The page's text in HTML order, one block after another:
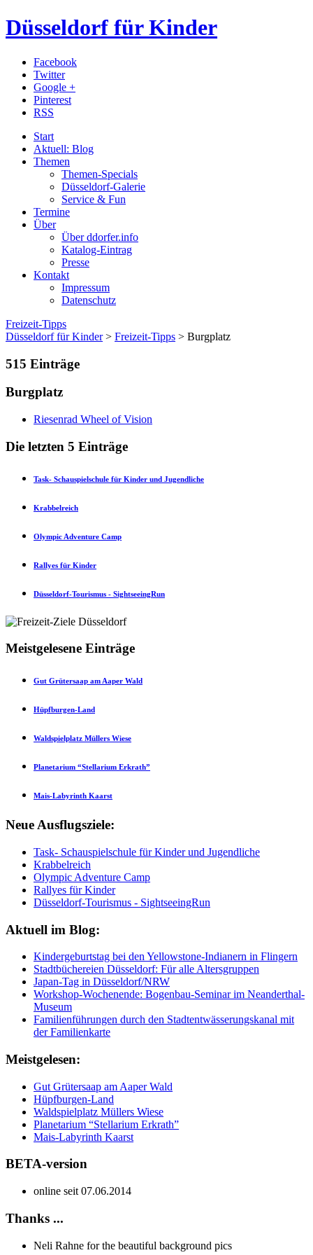
Düsseldorf für Kinder
Facebook
Twitter
Google +
Pinterest
RSS
Start
Aktuell: Blog
Themen
Themen-Specials
Düsseldorf-Galerie
Service & Fun
Termine
Über
Über ddorfer.info
Katalog-Eintrag
Presse
Kontakt
Impressum
Datenschutz
Freizeit-Tipps
Düsseldorf für Kinder> Freizeit-Tipps > Burgplatz
515 Einträge
Burgplatz
Riesenrad Wheel of Vision
Die letzten 5 Einträge
Task- Schauspielschule für Kinder und Jugendliche
Krabbelreich
Olympic Adventure Camp
Rallyes für Kinder
Düsseldorf-Tourismus - SightseeingRun
Meistgelesene Einträge
Gut Grütersaap am Aaper Wald
Hüpfburgen-Land
Waldspielplatz Müllers Wiese
Planetarium “Stellarium Erkrath”
Mais-Labyrinth Kaarst
Neue Ausflugsziele:
Task- Schauspielschule für Kinder und Jugendliche
Krabbelreich
Olympic Adventure Camp
Rallyes für Kinder
Düsseldorf-Tourismus - SightseeingRun
Aktuell im Blog:
Kindergeburtstag bei den Yellowstone-Indianern in Flingern
Stadtbüchereien Düsseldorf: Für alle Altersgruppen
Japan-Tag in Düsseldorf/NRW
Workshop-Wochenende: Bogenbau-Seminar im Neanderthal-
Museum
Familienführungen durch den Stadtentwässerungskanal mit
der Familienkarte
Meistgelesen:
Gut Grütersaap am Aaper Wald
Hüpfburgen-Land
Waldspielplatz Müllers Wiese
Planetarium “Stellarium Erkrath”
Mais-Labyrinth Kaarst
BETA-version
online seit 07.06.2014
Thanks ...
Neli Rahne for the beautiful background pics